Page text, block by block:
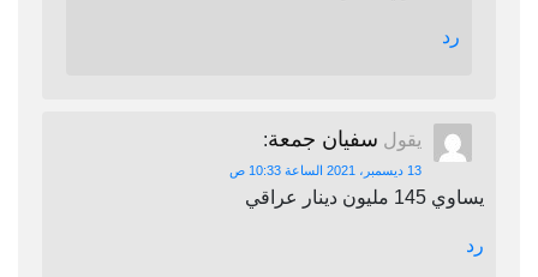
رد
يقول سفيان جمعة:
13 ديسمبر، 2021 الساعة 10:33 ص
يساوي 145 مليون دينار عراقي
رد